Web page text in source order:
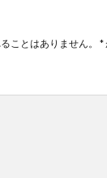
ことはありません。 *